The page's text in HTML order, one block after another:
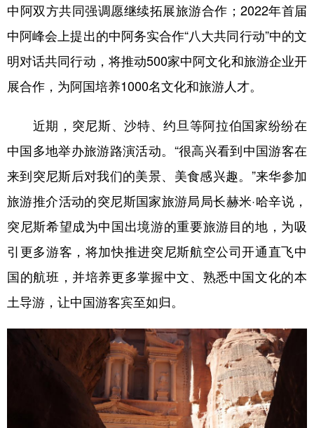
中阿双方共同强调愿继续拓展旅游合作；2022年首届
中阿峰会上提出的中阿务实合作“八大共同行动”中的文
明对话共同行动，将推动500家中阿文化和旅游企业开
展合作，为阿国培养1000名文化和旅游人才。
近期，突尼斯、沙特、约旦等阿拉伯国家纷纷在
中国多地举办旅游路演活动。“很高兴看到中国游客在
来到突尼斯后对我们的美景、美食感兴趣。”来华参加
旅游推介活动的突尼斯国家旅游局局长赫米·哈辛说，
突尼斯希望成为中国出境游的重要旅游目的地，为吸
引更多游客，将加快推进突尼斯航空公司开通直飞中
国的航班，并培养更多掌握中文、熟悉中国文化的本
土导游，让中国游客宾至如归。